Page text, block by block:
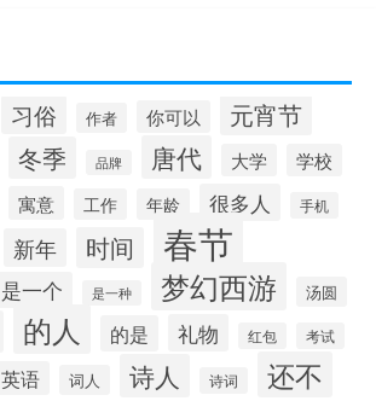
习俗 作者 你可以 元宵节
冬季 品牌 唐代 大学 学校
寓意 工作 年龄 很多人 手机
新年 时间 春节
是一个 是一种 梦幻西游 汤圆
的人 的是 礼物 红包 考试
英语 词人 诗人 诗词 还不